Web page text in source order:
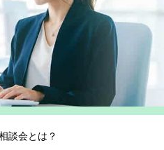
公認会計士の求人
監査法人の求人
認会計士試験合格向けの求人
（米国公認会計士）の求人
性会計士の転職
談会とは？